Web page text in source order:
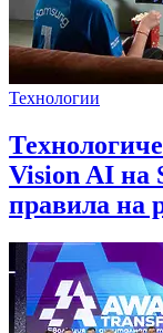
Технологии
Vision AI на
правила на